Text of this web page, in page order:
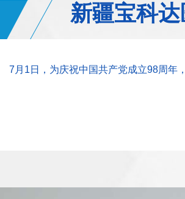
新疆宝科
7月1日，为庆祝中国共产党成立98周年